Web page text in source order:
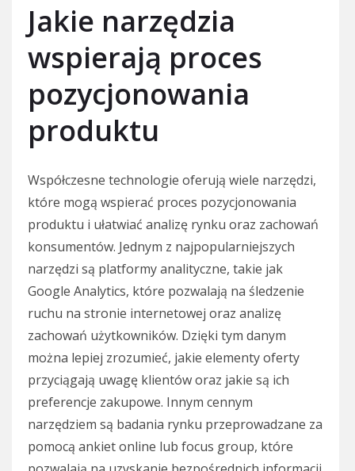
Jakie narzędzia
wspierają proces
pozycjonowania
produktu
Współczesne technologie oferują wiele narzędzi,
które mogą wspierać proces pozycjonowania
produktu i ułatwiać analizę rynku oraz zachowań
konsumentów. Jednym z najpopularniejszych
narzędzi są platformy analityczne, takie jak
Google Analytics, które pozwalają na śledzenie
ruchu na stronie internetowej oraz analizę
zachowań użytkowników. Dzięki tym danym
można lepiej zrozumieć, jakie elementy oferty
przyciągają uwagę klientów oraz jakie są ich
preferencje zakupowe. Innym cennym
narzędziem są badania rynku przeprowadzane za
pomocą ankiet online lub focus group, które